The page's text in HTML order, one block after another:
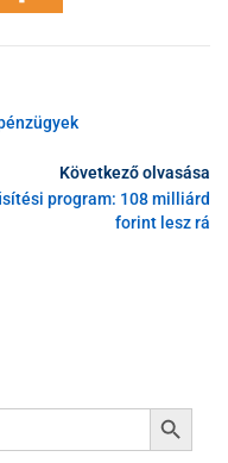
Következő olvasása
program: 108 milliárd
forint lesz rá
Search Button